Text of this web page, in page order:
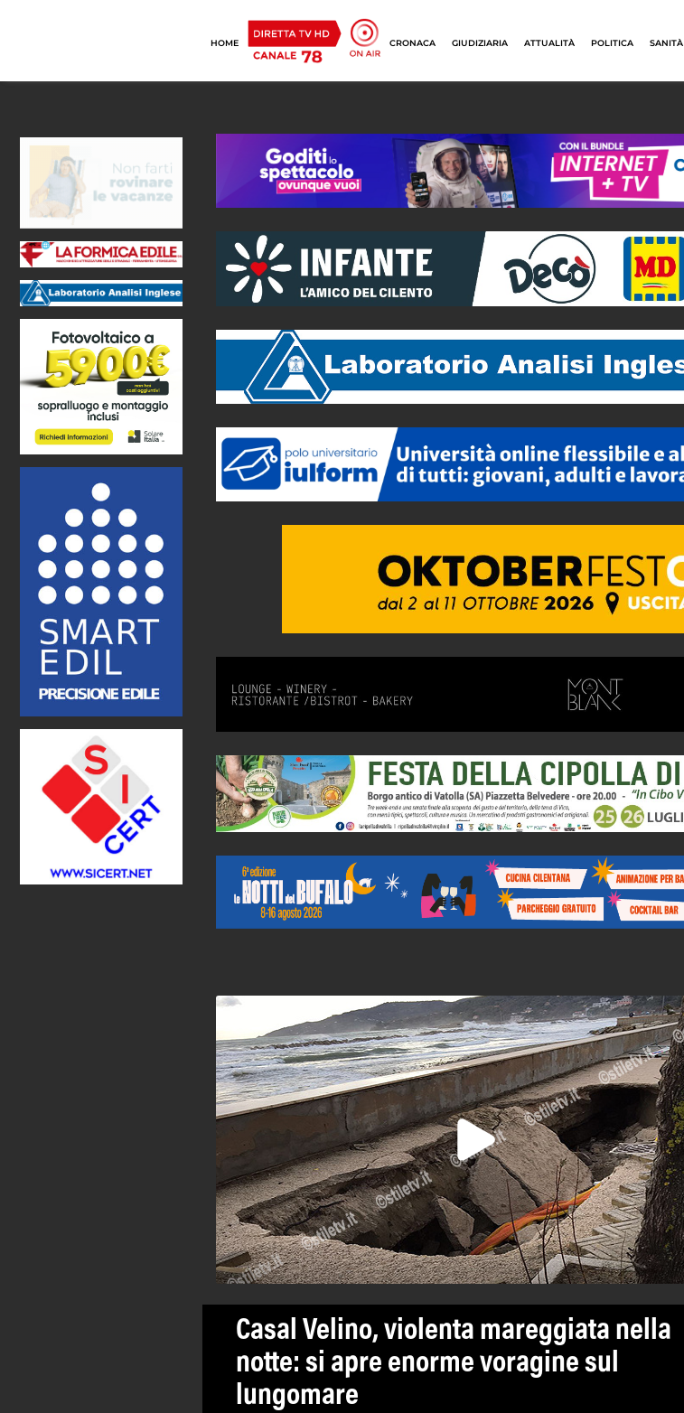
HOME CRONACA GIUDIZIARIA ATTUALITÀ POLITICA SANITÀ
Casal Velino, violenta mareggiata nella
notte: si apre enorme voragine sul
lungomare